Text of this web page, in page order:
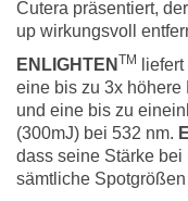
Cutera präsentiert,
up wirkungsvoll
ENLIGHTEN TM
eine bis zu 3x höhere
und eine bis zu
(300mJ) bei 532 nm.
dass seine Stärke
sämtliche